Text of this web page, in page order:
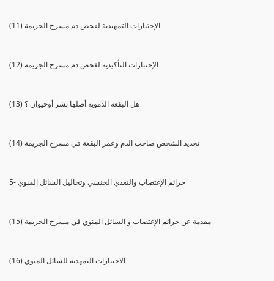
(11) الإختبارات التمهيدية لفحص دم مسرح الجريمة
(12) الإختبارات التأكيدية لفحص دم مسرح الجريمة
(13) هل البقعة الدموية أصلها بشر أوحيوان ؟
(14) تحديد الشخص صاحب الدم وعمر البقعة في مسرح الجريمة
5- جرائم الإغتصاب والتعدي الجنسي وتحاليل السائل المنوي
(15) مقدمة عن جرائم الإغتصاب و السائل المنوي في مسرح الجريمة
(16) الاختبارات التمهدية للسائل المنوي